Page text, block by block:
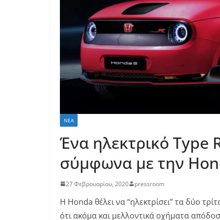
ΝΈΑ
Ένα ηλεκτρικό Type
σύμφωνα με την
27 Φεβρουαρίου, 2020 pressroom
Η Honda θέλει να “ηλεκτρίσει” τα δύο
ότι ακόμα και μελλοντικά οχήματα